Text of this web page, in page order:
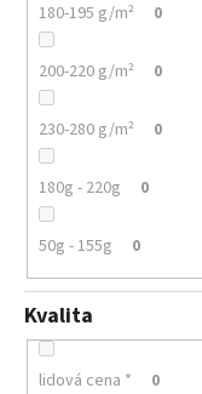
180-195 g/m² 0
200-220 g/m² 0
230-280 g/m² 0
180g - 220g 0
50g - 155g 0
Kvalita
lidová cena * 0